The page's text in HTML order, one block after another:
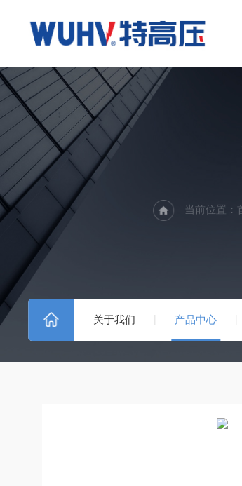
关于我们 产品中心
当前位置：